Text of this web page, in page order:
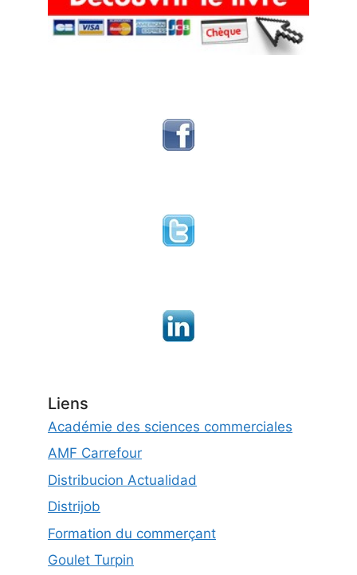
Liens
Académie des sciences commerciales
AMF Carrefour
Distribucion Actualidad
Distrijob
Formation du commerçant
Goulet Turpin